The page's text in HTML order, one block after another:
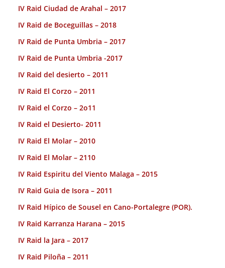
IV Raid Ciudad de Arahal – 2017
IV Raid de Boceguillas – 2018
IV Raid de Punta Umbria – 2017
IV Raid de Punta Umbria -2017
IV Raid del desierto – 2011
IV Raid El Corzo – 2011
IV Raid el Corzo – 2o11
IV Raid el Desierto- 2011
IV Raid El Molar – 2010
IV Raid El Molar – 2110
IV Raid Espiritu del Viento Malaga – 2015
IV Raid Guia de Isora – 2011
IV Raid Hípico de Sousel en Cano-Portalegre (POR).
IV Raid Karranza Harana – 2015
IV Raid la Jara – 2017
IV Raid Piloña – 2011